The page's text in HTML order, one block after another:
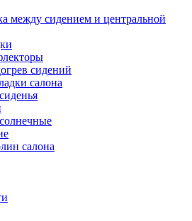
между сидением и центральной
сидений
салона
салона